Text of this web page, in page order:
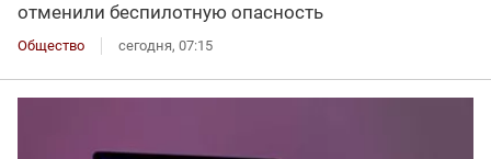
отменили беспилотную опасность
Общество сегодня, 07:15